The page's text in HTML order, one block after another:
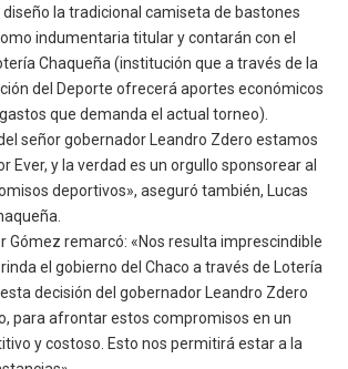
la tradicional camiseta de bastones
indumentaria titular y contarán con el
Chaqueña (institución que a través de la
del Deporte ofrecerá aportes económicos
que demanda el actual torneo).
señor gobernador Leandro Zdero estamos
Ever, y la verdad es un orgullo sponsorear al
deportivos», aseguró también, Lucas
Gómez remarcó: «Nos resulta imprescindible
el gobierno del Chaco a través de Lotería
decisión del gobernador Leandro Zdero
para afrontar estos compromisos en un
y costoso. Esto nos permitirá estar a la